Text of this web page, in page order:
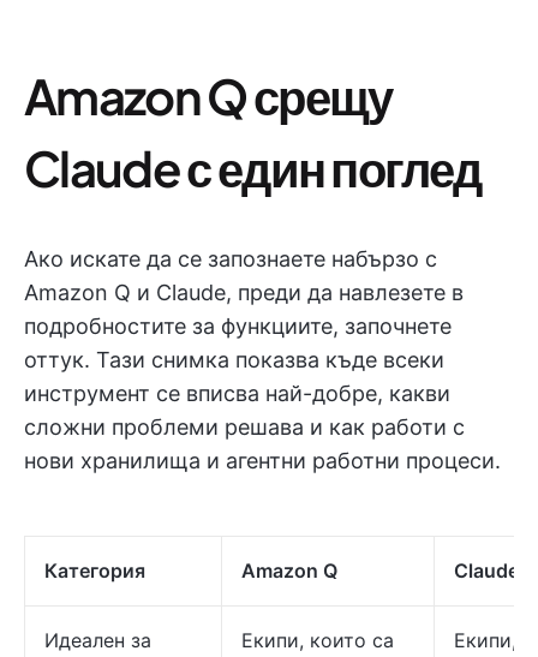
Amazon Q срещу
Claude с един поглед
Ако искате да се запознаете набързо с
Amazon Q и Claude, преди да навлезете в
подробностите за функциите, започнете
оттук. Тази снимка показва къде всеки
инструмент се вписва най-добре, какви
сложни проблеми решава и как работи с
нови хранилища и агентни работни процеси.
Категория Amazon Q Claude
Идеален за
Екипи, които са
Екипи,